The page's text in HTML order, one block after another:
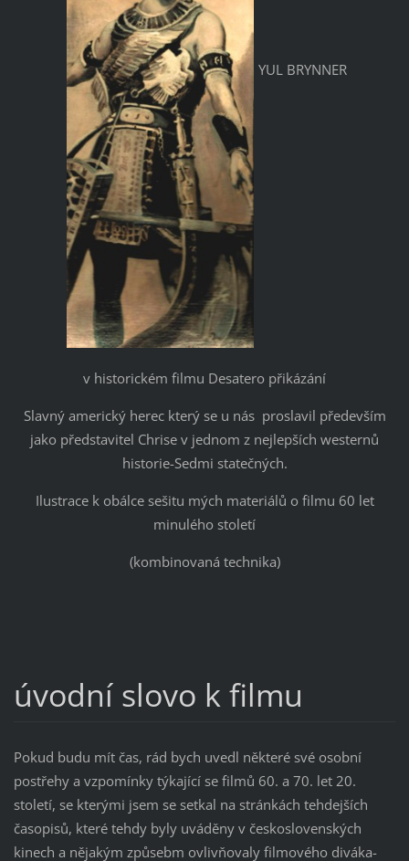
YUL BRYNNER
v historickém filmu Desatero přikázání
Slavný americký herec který se u nás proslavil především
jako představitel Chrise v jednom z nejlepších westernů
historie-Sedmi statečných.
Ilustrace k obálce sešitu mých materiálů o filmu 60 let
minulého století
(kombinovaná technika)
úvodní slovo k filmu
Pokud budu mít čas, rád bych uvedl některé své osobní
postřehy a vzpomínky týkající se filmů 60. a 70. let 20.
století, se kterými jsem se setkal na stránkách tehdejších
časopisů, které tehdy byly uváděny v československých
kinech a nějakým způsebm ovlivňovaly filmového diváka-